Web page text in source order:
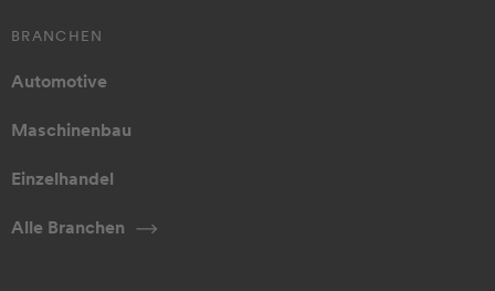
BRANCHEN
Automotive
Maschinenbau
Einzelhandel
Alle Branchen